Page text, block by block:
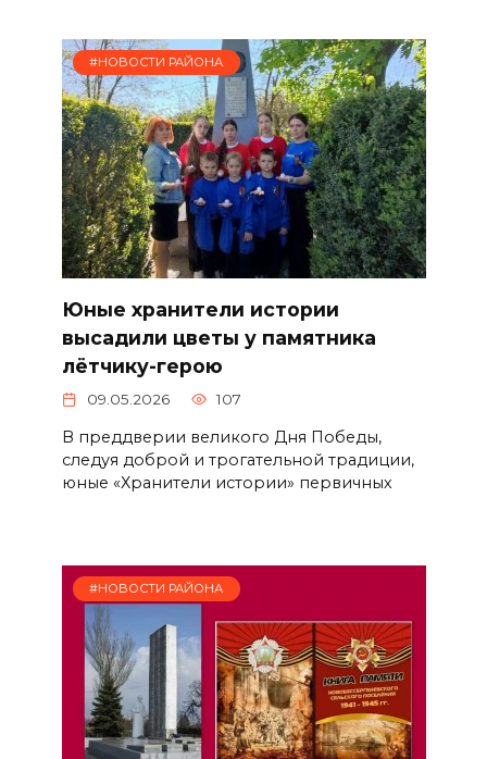
#НОВОСТИ РАЙОНА
Юные хранители истории
высадили цветы у памятника
лётчику-герою
09.05.2026 107
В преддверии великого Дня Победы,
следуя доброй и трогательной традиции,
юные «Хранители истории» первичных
#НОВОСТИ РАЙОНА